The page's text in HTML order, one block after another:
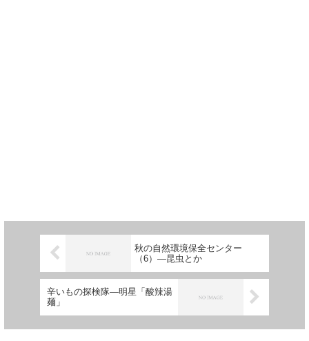
秋の自然環境保全センター
（6）―昆虫とか
辛いもの探検隊―明星「酸辣湯
麺」